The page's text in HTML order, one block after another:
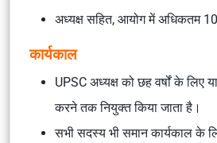
अध्यक्ष सहित, आयोग में अधिकतम
कार्यकाल
UPSC अध्यक्ष को छह वर्षों के लिए
करने तक नियुक्त किया जाता है।
सभी सदस्य भी समान कार्यकाल के